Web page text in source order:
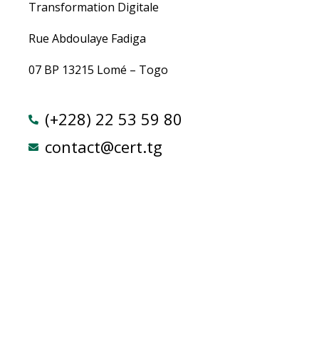
Transformation Digitale
Rue Abdoulaye Fadiga
07 BP 13215 Lomé – Togo
(+228) 22 53 59 80
contact@cert.tg